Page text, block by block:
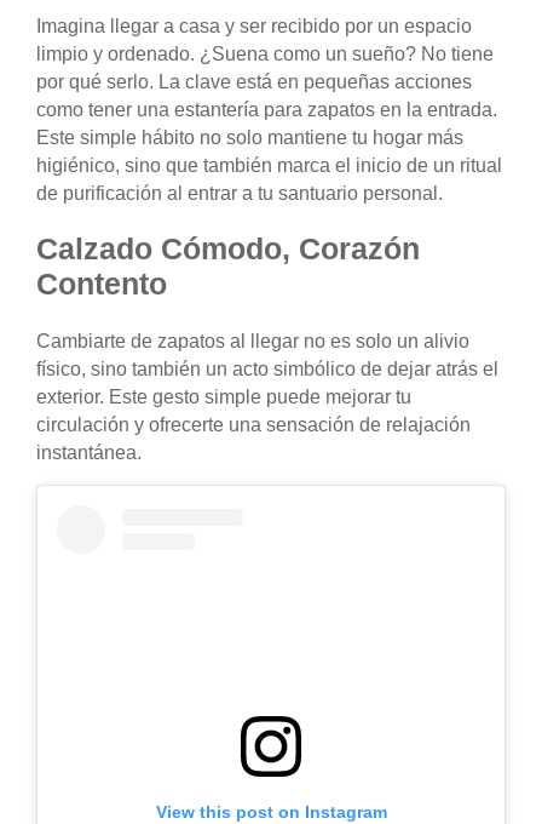
Imagina llegar a casa y ser recibido por un espacio
limpio y ordenado. ¿Suena como un sueño? No tiene
por qué serlo. La clave está en pequeñas acciones
como tener una estantería para zapatos en la entrada.
Este simple hábito no solo mantiene tu hogar más
higiénico, sino que también marca el inicio de un ritual
de purificación al entrar a tu santuario personal.
Calzado Cómodo, Corazón
Contento
Cambiarte de zapatos al llegar no es solo un alivio
físico, sino también un acto simbólico de dejar atrás el
exterior. Este gesto simple puede mejorar tu
circulación y ofrecerte una sensación de relajación
instantánea.
View this post on Instagram